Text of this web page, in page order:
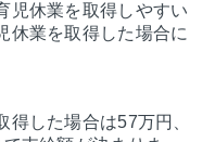
児休業を取得しやすい
休業を取得した場合に
した場合は57万円、